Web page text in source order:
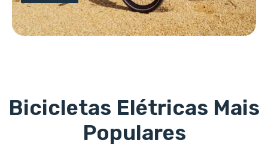
Bicicletas Elétricas Mais
Populares